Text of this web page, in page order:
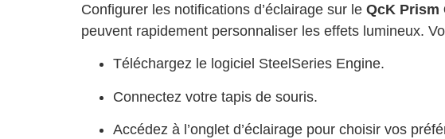
Configurer les notifications d’éclairage sur le QcK Prism
peuvent rapidement personnaliser les effets lumineux.
Téléchargez le logiciel SteelSeries Engine.
Connectez votre tapis de souris.
Accédez à l’onglet d’éclairage pour choisir vos